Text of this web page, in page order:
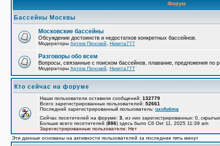
Форум
Бассейны Москвы
Московские бассейны
Обсуждение достоинств и недостатков конкретных бассейнов.
Модераторы Артем Пенский Никита777
Разговоры обо всем
Вопросы, связанные с поиском бассейнов, плавание, предложения по
Модераторы Артем Пенский Никита777
Кто сейчас на форуме
Наши пользователи оставили сообщений: 132779
Всего зарегистрированных пользователей: 52661
Последний зарегистрированный пользователь: uxofutima
Сейчас посетителей на форуме: 3 , из них зарегистрированных: 0,
Больше всего посетителей (886) здесь было Сб Окт 11, 2025 11:39 am
Зарегистрированные пользователи: Нет
Эти данные основаны на активности пользователей за последние пять минут